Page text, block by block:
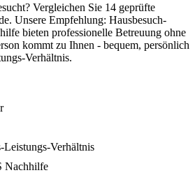
Vergleichen Sie 14 geprüfte
Unsere Empfehlung: Hausbesuch-
bieten professionelle Betreuung ohne
kommt zu Ihnen - bequem, persönlich
Verhältnis.
Verhältnis
Nachhilfe